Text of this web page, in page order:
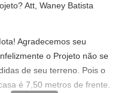
personalizado
Att, Waney Batista
Agradecemos seu
o Projeto não se
de seu terreno. Pois o
é 7,50 metros de frente.